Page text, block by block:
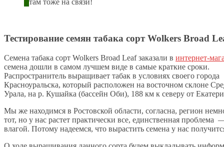
там тоже на связи!
Тестирование семян табака сорт Wolkers Broad
Семена табака сорт Wolkers Broad Leaf заказали в интернет-
семена дошли в самом лучшем виде в самые краткие сроки.
Распространитель выращивает табак в условиях своего города
Красноуральска, который расположен на восточном склоне
Урала, на р. Кушайка (бассейн Оби), 188 км к северу от
Мы же находимся в Ростовской области, согласна, регион
тот, но у нас растет практически все, единственная проблема
влагой. Потому надеемся, что вырастить семена у нас